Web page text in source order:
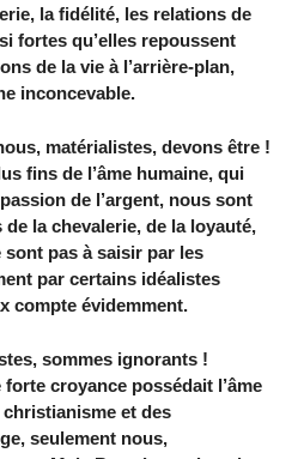
la fidélité, les relations de
fortes qu’elles repoussent
de la vie à l’arrière-plan,
inconcevable.
matérialistes, devons être !
fins de l’âme humaine, qui
de l’argent, nous sont
la chevalerie, de la loyauté,
sont pas à saisir par les
par certains idéalistes
compte évidemment.
sommes ignorants !
croyance possédait l’âme
et des
seulement nous,